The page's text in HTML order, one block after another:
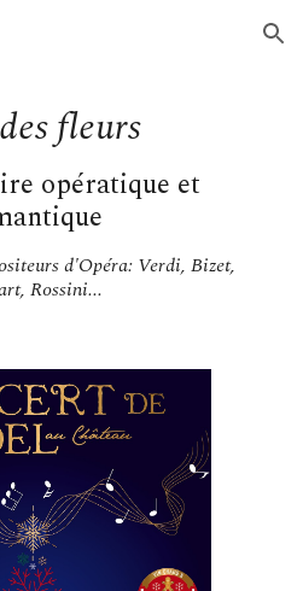
Skip to navigation
fleurs
opératique et
d'Opéra: Verdi, Bizet,
Rossini...